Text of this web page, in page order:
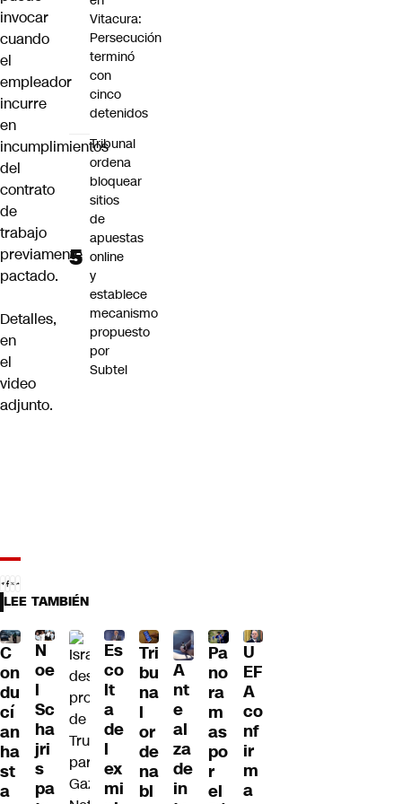
invocar
cuando
el
empleador
incurre
en
incumplimientos
del
contrato
de
trabajo
previamente
pactado.
Detalles,
en
el
video
adjunto.
Vitacura:
Persecución
terminó
con
cinco
detenidos
Tribunal
ordena
bloquear
sitios
de
apuestas
online
y
establece
mecanismo
propuesto
por
Subtel
LEE TAMBIÉN
C
on
du
cí
an
ha
st
a
N
oe
l
Sc
ha
jri
s
pa
Es
co
lt
a
de
l
ex
mi
Tri
bu
na
l
or
de
na
bl
A
nt
e
al
za
de
in
Pa
no
ra
m
as
po
r
el
U
EF
A
co
nf
ir
m
a